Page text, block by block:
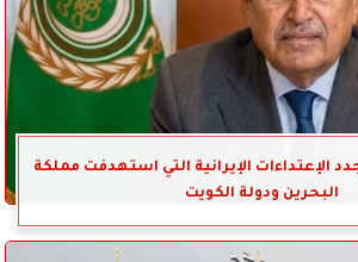
الإعتداءات الإيرانية التي استهدفت مملكة
البحرين ودولة الكويت